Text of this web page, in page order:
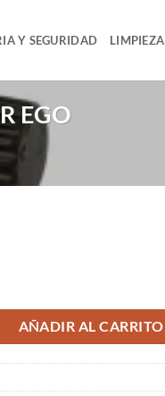
Y SEGURIDAD LIMPIEZA
EGO
AÑADIR AL CARRITO